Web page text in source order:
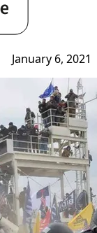
January 6, 2021